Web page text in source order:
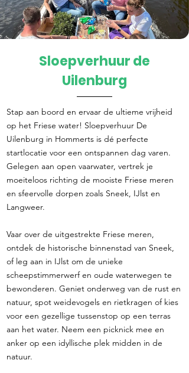
Direct reserveren
Sloepverhuur de
Uilenburg
Stap aan boord en ervaar de ultieme vrijheid
op het Friese water! Sloepverhuur De
Uilenburg in Hommerts is dé perfecte
startlocatie voor een ontspannen dag varen.
Gelegen aan open vaarwater, vertrek je
moeiteloos richting de mooiste Friese meren
en sfeervolle dorpen zoals Sneek, IJlst en
Langweer.
Vaar over de uitgestrekte Friese meren,
ontdek de historische binnenstad van Sneek,
of leg aan in IJlst om de unieke
scheepstimmerwerf en oude waterwegen te
bewonderen. Geniet onderweg van de rust en
natuur, spot weidevogels en rietkragen of kies
voor een gezellige tussenstop op een terras
aan het water. Neem een picknick mee en
anker op een idyllische plek midden in de
natuur.